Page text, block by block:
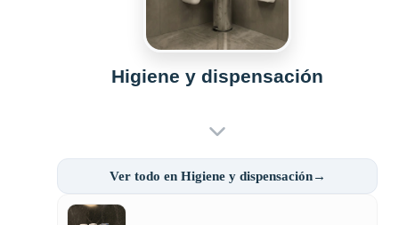
Higiene y dispensación
Ver todo en Higiene y dispensación→